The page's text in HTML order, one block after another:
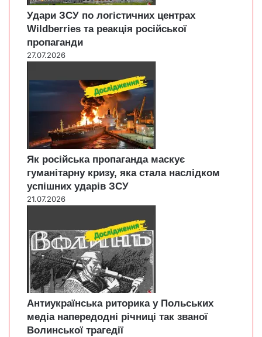
Удари ЗСУ по логістичних центрах
Wildberries та реакція російської
пропаганди
27.07.2026
Як російська пропаганда маскує
гуманітарну кризу, яка стала наслідком
успішних ударів ЗСУ
21.07.2026
Антиукраїнська риторика у Польських
медіа напередодні річниці так званої
Волинської трагедії